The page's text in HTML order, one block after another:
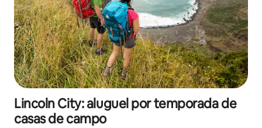
Lincoln City: aluguel por temporada de
casas de campo